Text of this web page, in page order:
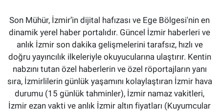
Son Mühür, İzmir’in dijital hafızası ve Ege Bölgesi'nin en
dinamik yerel haber portalıdır. Güncel İzmir haberleri ve
anlık İzmir son dakika gelişmelerini tarafsız, hızlı ve
doğru yayıncılık ilkeleriyle okuyucularına ulaştırır. Kentin
nabzını tutan özel haberlerin ve özel röportajların yanı
sıra, İzmirlilerin günlük yaşamını kolaylaştıran İzmir hava
durumu (15 günlük tahminler), İzmir namaz vakitleri,
İzmir ezan vakti ve anlık İzmir altın fiyatları (Kuyumcular